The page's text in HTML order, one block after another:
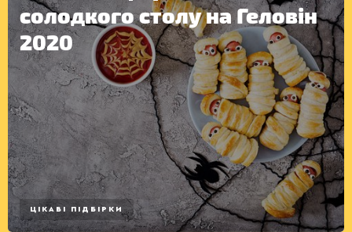
солодкого столу на Геловін
2020
ЦІКАВІ ПІДБІРКИ